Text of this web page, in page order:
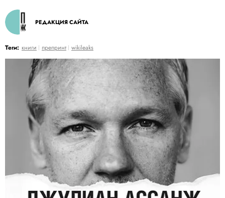
РЕДАКЦИЯ САЙТА
Теги: книги препринт wikileaks